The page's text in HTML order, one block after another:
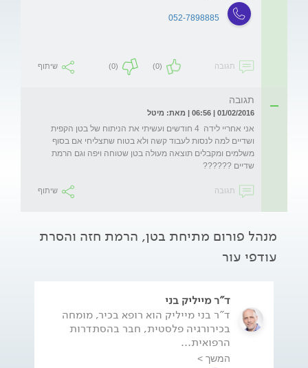
052-7898885
תגובה (0)
(0) שיתוף
תגובה
01/02/2016 | 06:56 | מאת: מיטל
אני אחריי לידה  4 חודשים ועשיתי את הניתוח של בטן הקפית
ושדיים למה לנסות לעבוד קשה ולא בטוח שתצליחי אם בסוף
משלמים ומקבלים תוצאה מעולה בטן שטוחה ויפה וגם הרמת
שדיים ??????
תגובה שיתוף
מנהל פורום מתיחת בטן, הרמת חזה והסרת
עודפי עור
ד"ר מייליק בני
ד"ר בני מייליק הוא רופא בכיר, מומחה
בכירורגיה פלסטית, חבר בהסתדרות
הרפואית...
המשך >